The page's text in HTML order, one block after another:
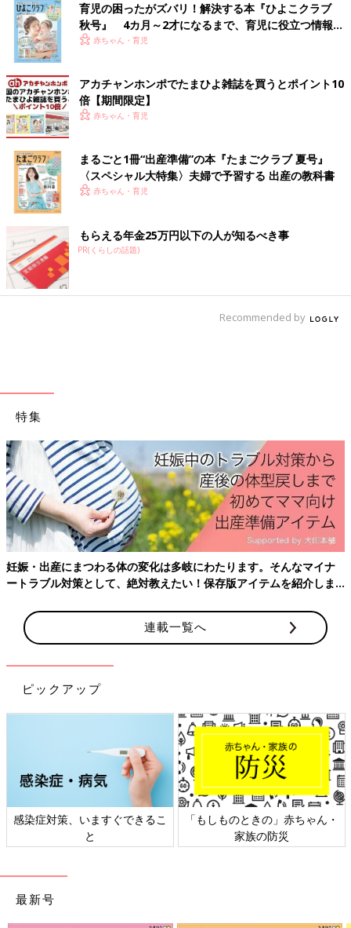
ていること
――家ではどんなふうにサポートしているんでしょうか。
藤田 僕は囲碁は本当に簡単なルールしか知らなくて教えられな
いので、それ以外のサポートをするようにしています。理学療法
士という仕事柄、運動が脳のはたらきにとても大切ということを
知っていますし、睡眠や食事やメンタルは家族でサポートできる
ことですから。睡眠については毎日10時間くらいは取ってほしい
と思っています。
――運動はどんなことをしていますか？
藤田 一緒に散歩や卓球をしたり、囲碁の道場にはキックボード
で通ったりしています。囲碁ばかりだと座っている時間も長い
し、頭を使う時間も長いので、とくに意識して体を動かす時間を
作るようにしています。適度な運動によって、脳が発達し記憶力
や判断力も確実に上がると思っています。
藤田 自宅には試合の話などは持ち込まないようにしています。
試合に負けてしまったとき、負けていちばん悔しいのは本人だと
いにつらいですよね。
それでもたまに、ついアドバイスしてしまうこともあります。積
極的な失敗ならいいですが、勝つために守りに入ってしまったと
きには少し注意することも。怜央もわかっているから、何も言わ
ずに涙をポロポロ流しています。ただ、指摘されたほうがその後
の試合に気合が入って勝ちにつながることもあるので、そのサポ
ートの具合は難しいところです。
普段は動物が大好きで好奇心旺盛な男の子
――怜央くんは普段はどんな子ですか？
育児の困ったがズバリ！解決する本『ひよこクラブ
秋号』 4カ月～2才になるまで、育児に役立つ情報が
いっぱい！
赤ちゃん・育児
アカチャンホンポでたまひよ雑誌を買うとポイント10
倍【期間限定】
赤ちゃん・育児
まるごと1冊“出産準備”の本『たまごクラブ 夏号』
〈スペシャル大特集〉夫婦で予習する 出産の教科書
赤ちゃん・育児
もらえる年金25万円以下の人が知るべき事
PR(くらしの話題)
Recommended by
特集
妊娠・出産にまつわる体の変化は多岐にわたります。そんなマイナ
ートラブル対策として、絶対教えたい！保存版アイテムを紹介しま
連載一覧へ
ピックアップ
感染症対策、いますぐできるこ
と
「もしものときの」赤ちゃん・
家族の防災
最新号